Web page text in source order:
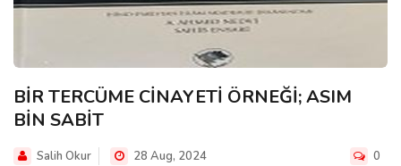
BİR TERCÜME CİNAYETİ ÖRNEĞİ; ASIM
BİN SABİT
Salih Okur 28 Aug, 2024 0